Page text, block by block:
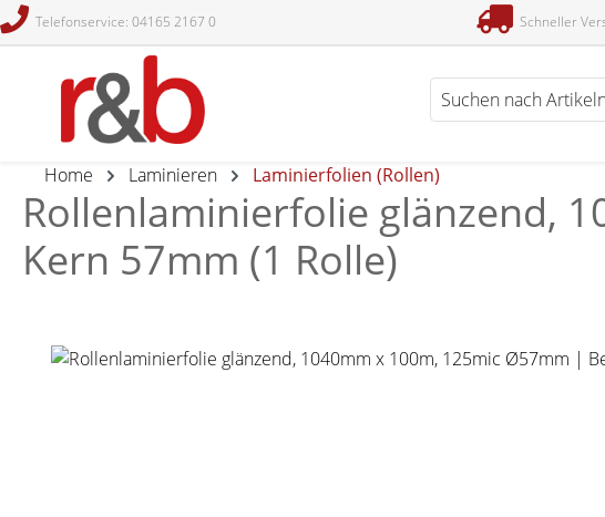
Zur Suche springen
Telefonservice: 04165 2167 0 Schneller
Home Laminieren Laminierfolien (Rollen)
Rollenlaminierfolie glänzend,
Kern 57mm (1 Rolle)
Bildergalerie überspringen